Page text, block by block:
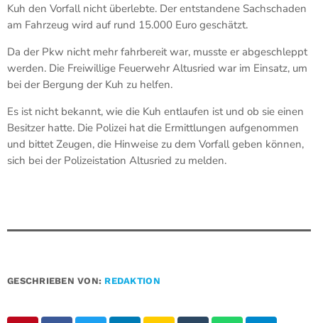
Kuh den Vorfall nicht überlebte. Der entstandene Sachschaden
am Fahrzeug wird auf rund 15.000 Euro geschätzt.
Da der Pkw nicht mehr fahrbereit war, musste er abgeschleppt
werden. Die Freiwillige Feuerwehr Altusried war im Einsatz, um
bei der Bergung der Kuh zu helfen.
Es ist nicht bekannt, wie die Kuh entlaufen ist und ob sie einen
Besitzer hatte. Die Polizei hat die Ermittlungen aufgenommen
und bittet Zeugen, die Hinweise zu dem Vorfall geben können,
sich bei der Polizeistation Altusried zu melden.
GESCHRIEBEN VON: REDAKTION